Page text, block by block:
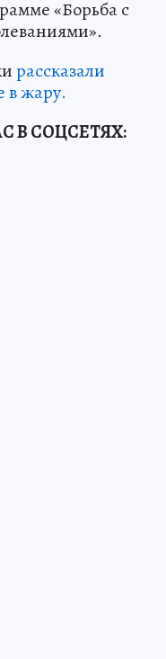
«Борьба с
рассказали
в жару.
В СОЦСЕТЯХ: